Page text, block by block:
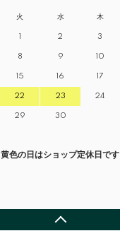
火 水 木
1 2 3
8 9 10
15 16 17
22 23 24
29 30
黄色の日はショップ定休日です